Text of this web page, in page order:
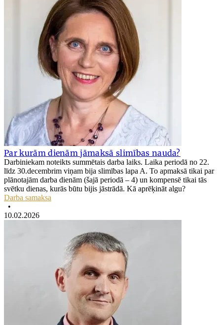
Par kurām dienām jāmaksā slimības nauda?
Darbiniekam noteikts summētais darba laiks. Laika periodā no 22.
līdz 30.decembrim viņam bija slimības lapa A. To apmaksā tikai par
plānotajām darba dienām (šajā periodā – 4) un kompensē tikai tās
svētku dienas, kurās būtu bijis jāstrādā. Kā aprēķināt algu?
Darba samaksa
•
10.02.2026